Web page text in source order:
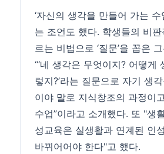
‘자신의 생각을 만들어 가는 수
는 조언도 했다. 학생들의 비
르는 비법으로 ‘질문’을 꼽은
“‘네 생각은 무엇이지? 어떻게
렇지?’라는 질문으로 자기 생
이야 말로 지식창조의 과정이
수업”이라고 소개했다. 또 "생
성교육은 실생활과 연계된 인
바뀌어어야 한다"고 했다.